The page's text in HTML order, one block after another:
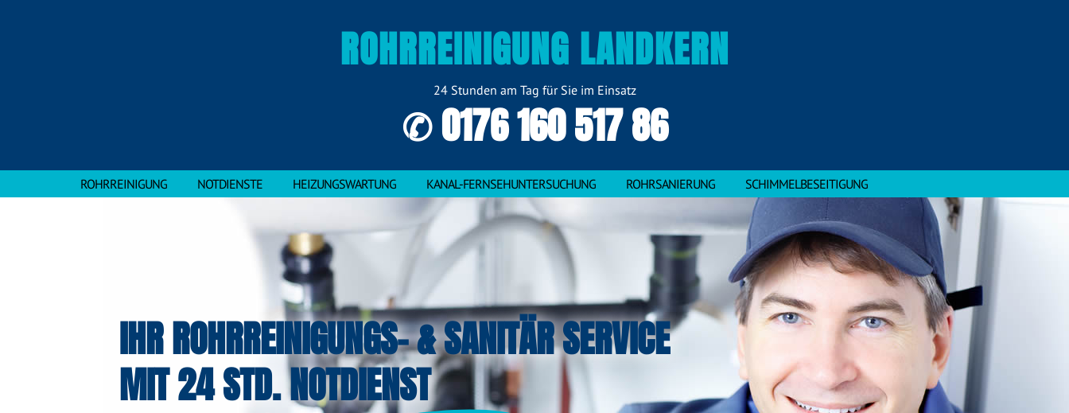
ROHRREINIGUNG LANDKERN
24 Stunden am Tag für Sie im Einsatz
✆ 0176 160 517 86
ROHRREINIGUNG NOTDIENSTE HEIZUNGSWARTUNG KANAL-FERNSEHUNTERSUCHUNG ROHRSANIERUNG SCHIMMELBESEITIGUNG
IHR ROHRREINIGUNGS- & SANITÄR SERVICE
MIT 24 STD. NOTDIENST